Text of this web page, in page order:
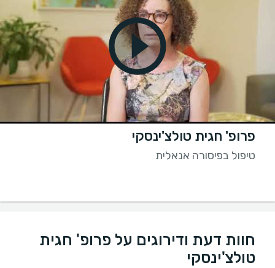
פרופ' חגית טולצ'ינסקי
טיפול בפיסורה אנאלית
חוות דעת ודירוגים על פרופ' חגית
טולצ'ינסקי